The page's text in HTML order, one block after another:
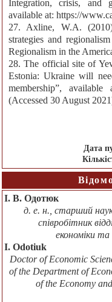
Integration, crisis, and
available at: https://
27. Axline, W.A.
strategies and
Regionalism in the
28. The official site of
Estonia: Ukraine will
membership”, available
(Accessed 30 August
Дата
І. В. Одотюк
д. е. н., старший
співробітник
економіки
I. Odotiuk
Doctor of Economic
of the Department of
of the Economy